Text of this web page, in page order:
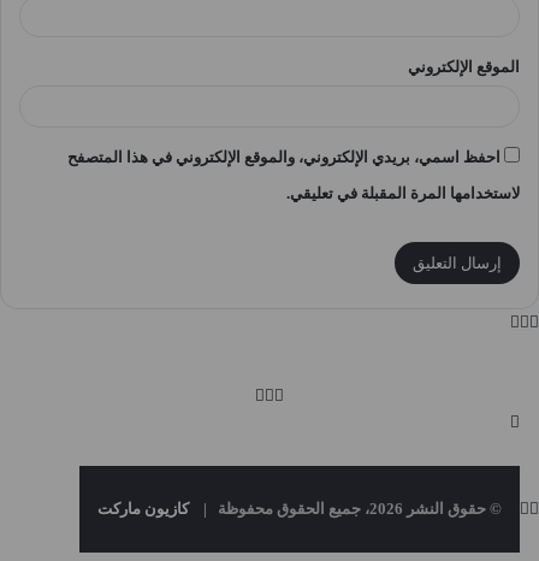
الموقع الإلكتروني
احفظ اسمي، بريدي الإلكتروني، والموقع الإلكتروني في هذا المتصفح
لاستخدامها المرة المقبلة في تعليقي.
© حقوق النشر 2026، جميع الحقوق محفوظة | كازيون ماركت